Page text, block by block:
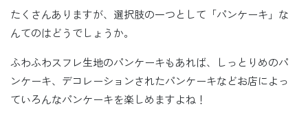
たくさんありますが、選択肢の一つとして「パンケーキ」な
んてのはどうでしょうか。
ふわふわスフレ生地のパンケーキもあれば、しっとりめのパ
ンケーキ、デコレーションされたパンケーキなどお店によっ
ていろんなパンケーキを楽しめますよね！